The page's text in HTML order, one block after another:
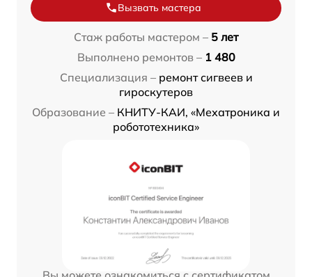
Вызвать мастера
Стаж работы мастером – 5 лет
Выполнено ремонтов – 1 480
Специализация – ремонт сигвеев и
гироскутеров
Образование – КНИТУ-КАИ, «Мехатроника и
робототехника»